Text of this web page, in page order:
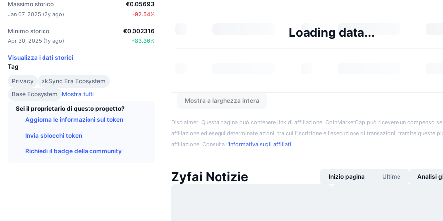
Massimo storico
Jan 07, 2025 (2y ago)
€0.05693
-92.54%
Minimo storico
Apr 30, 2025 (1y ago)
€0.002316
+83.36%
Visualizza i dati storici
Tag
Privacy
zkSync Era Ecosystem
Base Ecosystem
Mostra tutti
Sei il proprietario di questo progetto?
Aggiorna le informazioni sul token
Invia sblocchi token
Richiedi il badge della community
Loading data...
Mostra a larghezza intera
Disclaimer: Questa pagina può contenere link di affiliazione. CoinMarketCap può ricevere un compenso
affiliazione ed esegui determinate azioni, tra cui l'iscrizione e l'esecuzione di transazioni, tramite queste
affiliazione. Consulta l'Informativa sugli affiliati.
Zyfai Notizie Inizio pagina Ultime Analisi